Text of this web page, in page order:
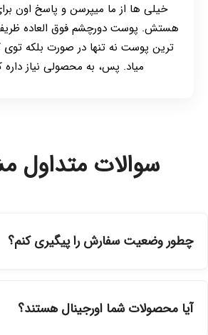
خیلی ها از ما میپرسن و پاسخ اون
هستش. پوست دورچشم فوق العاده
ترین پوست نه تنها در صورت بلکه
میاد. پس، به محصولی نیاز داره که
سوالات متداول
چطور وضعیت سفارش را پیگیری کنم؟
سفارشات در سایت، وضعیت لحظه‌ای
آیا محصولات شما اورجینال هستند؟